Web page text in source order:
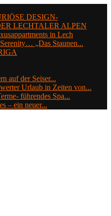
DESIGN-
LECHTALER ALPEN
in Lech
„Das Staunen...
auf der Seiser...
Urlaub in Zeiten von...
führendes Spa...
– ein neuer...